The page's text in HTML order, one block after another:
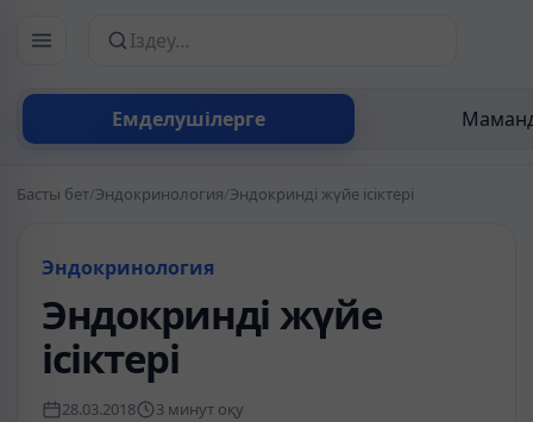
Емделушілерге
Сайттан іздеу
Басты бет/Эндокринология/Эндокринді жүйе ісіктері
Эндокринология
Эндокринді жүйе
ісіктері
28.03.2018 3 минут оқу